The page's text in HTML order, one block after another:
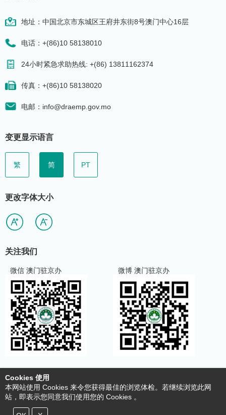
地址：中国北京市东城区王府井东街8号澳门中心16层
电话：+(86)10 58138010
24小时紧急求助热线: +(86) 13811162374
传真：+(86)10 58138020
电邮：info@draemp.gov.mo
变更显示语言
繁 简 PT
更改字体大小
关注我们
微信 澳门驻京办 微博 澳门驻京办
收集个人资料声明
cookies策略
Cookies 使用
本网站使用 Cookies 来令您获得最佳的浏览体检。若继续浏览此网
站，即表示您同意我们使用您的 Cookies 。